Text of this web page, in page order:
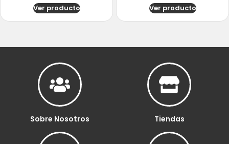
Ver producto Ver producto
Sobre Nosotros Tiendas